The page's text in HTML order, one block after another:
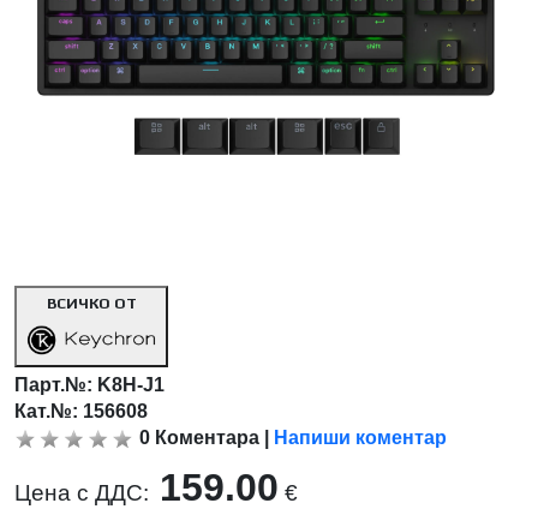
ВСИЧКО ОТ
Парт.№: K8H-J1
Кат.№: 156608
0 Коментара Напиши коментар
Цена с ДДС: 159.00 €